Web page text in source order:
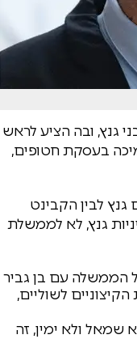
גנץ, ובה הציע לראש
בעסקת חטופים,
לבין הקבינט
גנץ, לא לממשלת
הממשלה עם בן גביר
הקיצוניים לשוליים,
שמאל ולא ימין, זה